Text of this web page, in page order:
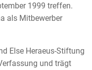
1999 treffen.
als Mitbewerber
Else Heraeus-Stiftung
und trägt